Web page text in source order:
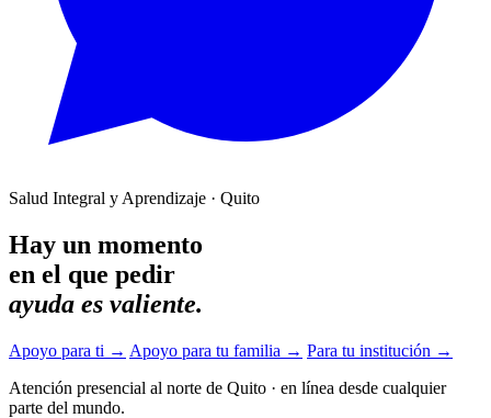
Salud Integral y Aprendizaje · Quito
Hay un momento
en el que pedir
ayuda es valiente.
Apoyo para ti → Apoyo para tu familia → Para tu institución →
Atención presencial al norte de Quito · en línea desde cualquier
parte del mundo.